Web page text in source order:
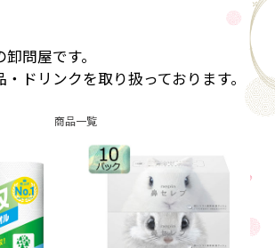
問屋です。
ドリンクを取り扱っております。
商品一覧